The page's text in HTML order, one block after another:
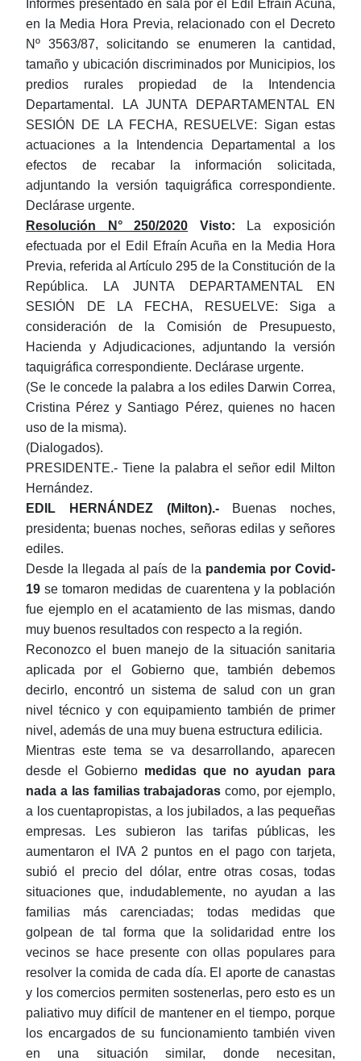
Informes presentado en sala por el Edil Efraín Acuña,
en la Media Hora Previa, relacionado con el Decreto
Nº 3563/87, solicitando se enumeren la cantidad,
tamaño y ubicación discriminados por Municipios, los
predios rurales propiedad de la Intendencia
Departamental. LA JUNTA DEPARTAMENTAL EN
SESIÓN DE LA FECHA, RESUELVE: Sigan estas
actuaciones a la Intendencia Departamental a los
efectos de recabar la información solicitada,
adjuntando la versión taquigráfica correspondiente.
Declárase urgente.
Resolución N° 250/2020
Visto:
La exposición
efectuada por el Edil Efraín Acuña en la Media Hora
Previa, referida al Artículo 295 de la Constitución de la
República. LA JUNTA DEPARTAMENTAL EN
SESIÓN DE LA FECHA, RESUELVE: Siga a
consideración de la Comisión de Presupuesto,
Hacienda y Adjudicaciones, adjuntando la versión
taquigráfica correspondiente. Declárase urgente.
(Se le concede la palabra a los ediles Darwin Correa,
Cristina Pérez y Santiago Pérez, quienes no hacen
uso de la misma).
(Dialogados).
PRESIDENTE.- Tiene la palabra el señor edil Milton
Hernández.
EDIL HERNÁNDEZ (Milton).-Buenas noches,
presidenta; buenas noches, señoras edilas y señores
ediles.
Desde la llegada al país de la pandemia por Covid-
19 se tomaron medidas de cuarentena y la población
fue ejemplo en el acatamiento de las mismas, dando
muy buenos resultados con respecto a la región.
Reconozco el buen manejo de la situación sanitaria
aplicada por el Gobierno que, también debemos
decirlo, encontró un sistema de salud con un gran
nivel técnico y con equipamiento también de primer
nivel, además de una muy buena estructura edilicia.
Mientras este tema se va desarrollando, aparecen
desde el Gobierno medidas que no ayudan para
nada a las familias trabajadoras como, por ejemplo,
a los cuentapropistas, a los jubilados, a las pequeñas
empresas. Les subieron las tarifas públicas, les
aumentaron el IVA 2 puntos en el pago con tarjeta,
subió el precio del dólar, entre otras cosas, todas
situaciones que, indudablemente, no ayudan a las
familias más carenciadas; todas medidas que
golpean de tal forma que la solidaridad entre los
vecinos se hace presente con ollas populares para
resolver la comida de cada día. El aporte de canastas
y los comercios permiten sostenerlas, pero esto es un
paliativo muy difícil de mantener en el tiempo, porque
los encargados de su funcionamiento también viven
en una situación similar, donde necesitan,